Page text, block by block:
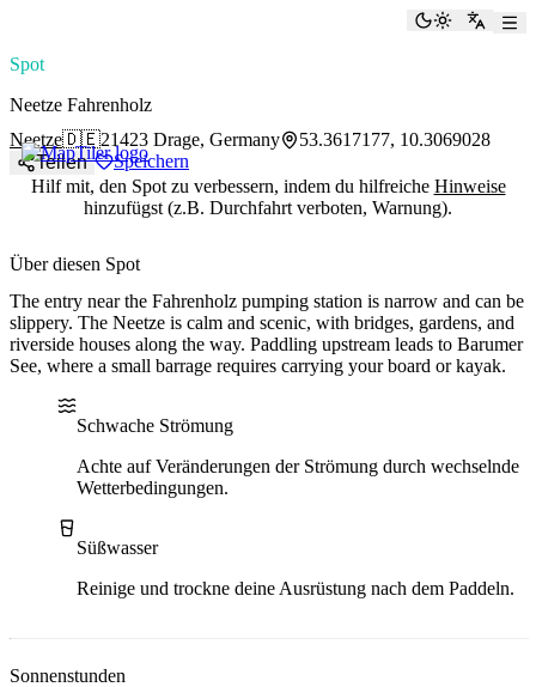
Zu
Spot
Neetze Fahrenholz
Neetze🇩🇪21423 Drage, Germany
53.3617177, 10.3069028
Teilen
Speichern
Hilf mit, den Spot zu verbessern, indem du hilfreiche Hinweise
hinzufügst (z.B. Durchfahrt verboten, Warnung).
Über diesen Spot
The entry near the Fahrenholz pumping station is narrow and can be
slippery. The Neetze is calm and scenic, with bridges, gardens, and
riverside houses along the way. Paddling upstream leads to Barumer
See, where a small barrage requires carrying your board or kayak.
Water current
Schwache Strömung
Achte auf Veränderungen der Strömung durch wechselnde
Wetterbedingungen.
Water type
Süßwasser
Reinige und trockne deine Ausrüstung nach dem Paddeln.
Sonnenstunden